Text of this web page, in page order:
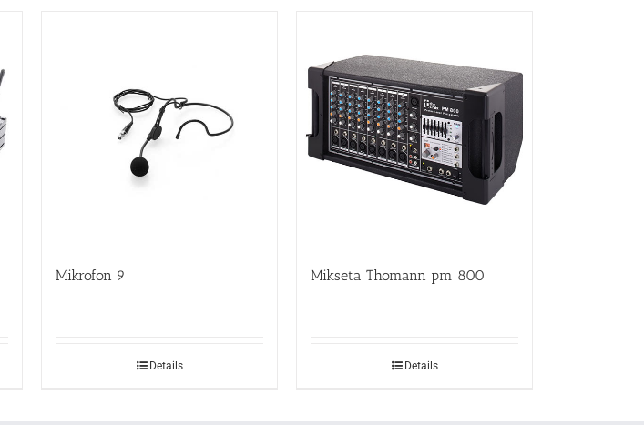
Mikrofon 9
Details
Mikseta Thomann pm 800
Details